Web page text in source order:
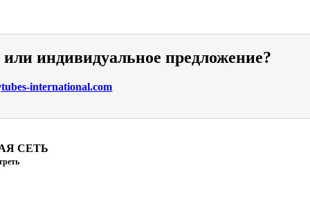
индивидуальное предложение?
international.com
СЕТЬ